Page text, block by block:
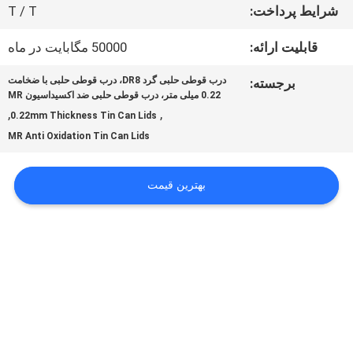
اخبار
شرایط پرداخت: T / T
قابلیت ارائه: 50000 مگابایت در ماه
برجسته:
درب قوطی حلبی گرد DR8، درب قوطی حلبی با ضخامت
0.22 میلی متر، درب قوطی حلبی ضد اکسیداسیون MR
,
0.22mm Thickness Tin Can Lids
,
MR Anti Oxidation Tin Can Lids
بهترین قیمت